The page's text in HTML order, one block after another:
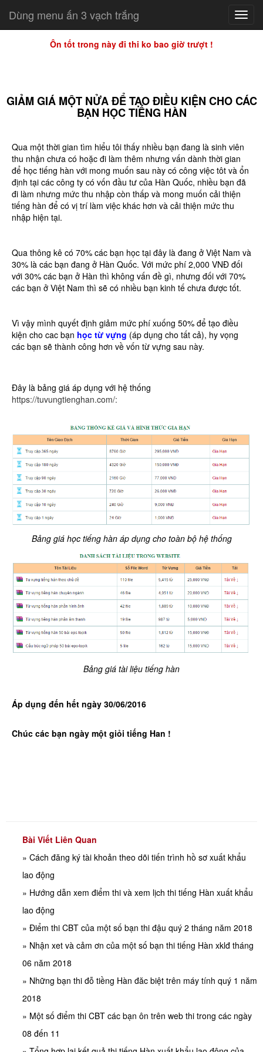
Dùng menu ấn 3 vạch trắng
Ôn tốt trong này đi thi ko bao giờ trượt !
GIẢM GIÁ MỘT NỬA ĐỂ TẠO ĐIỀU KIỆN CHO CÁC
BẠN HỌC TIẾNG HÀN
Qua một thời gian tìm hiểu tôi thấy nhiều bạn đang là sinh viên
thu nhận chưa có hoặc đi làm thêm nhưng vấn dành thời gian
để học tiếng hàn với mong muốn sau này có công việc tôt và ổn
định tại các công ty có vốn đầu tư của Hàn Quốc, nhiều bạn đã
đi làm nhưng mức thu nhập còn thấp và mong muốn cải thiện
tiếng hàn để có vị trí làm việc khác hơn và cải thiện mức thu
nhập hiện tại.
Qua thông kê có 70% các bạn học tại đây là đang ở Việt Nam và
30% là các bạn đang ở Hàn Quốc. Với mức phí 2,000 VNĐ đối
với 30% các bạn ở Hàn thì không vấn đề gì, nhưng đối với 70%
các bạn ở Việt Nam thì sẽ có nhiều bạn kinh tế chưa được tốt.
Vì vậy mình quyết định giảm mức phí xuống 50% để tạo điều
kiện cho cac bạn học từ vựng (áp dụng cho tất cả), hy vọng
các bạn sẽ thành công hơn về vốn từ vựng sau này.
Đây là bảng giá áp dụng với hệ thống
https://tuvungtienghan.com/:
Bảng giá học tiếng hàn áp dụng cho toàn bộ hệ thống
Bảng giá tài liệu tiếng hàn
Áp dụng đến hết ngày 30/06/2016
Chúc các bạn ngày một giỏi tiếng Han !
Bài Viết Liên Quan
» Cách đăng ký tài khoản theo dõi tiến trình hồ sơ xuất khẩu
lao động
» Hướng dẫn xem điểm thi và xem lịch thi tiếng Hàn xuất khẩu
lao động
» Điểm thi CBT của một số bạn thi đậu quý 2 tháng năm 2018
» Nhận xet và cảm ơn của một số bạn thi tiếng Hàn xklđ tháng
06 năm 2018
» Những bạn thi đỗ tiềng Hàn đăc biệt trên máy tính quý 1 năm
2018
» Một số điểm thi CBT các bạn ôn trên web thi trong các ngày
08 đến 11